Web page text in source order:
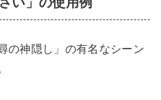
の神隠し」の有名なシーン